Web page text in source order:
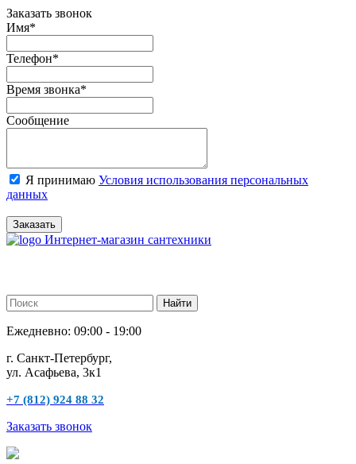
Заказать звонок
Имя*
Телефон*
Время звонка*
Сообщение
Я принимаю Условия использования персональных
данных
Заказать
Интернет-магазин сантехники
Ежедневно: 09:00 - 19:00
г. Санкт-Петербург,
ул. Асафьева, 3к1
+7 (812) 924 88 32
Заказать звонок